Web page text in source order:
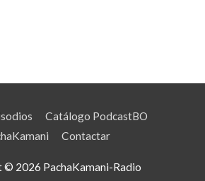
Catálogo PodcastBO
Contactar
© 2026 PachaKamani-Radio